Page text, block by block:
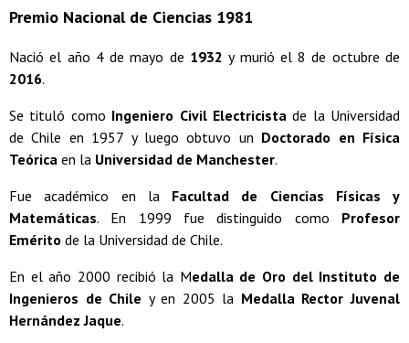
Funcionarias/os
Premio Nacional de Ciencias 1981
Nació el año 4 de mayo de 1932y murió el 8 de octubre de
2016.
Se tituló como Ingeniero Civil Electricistade la Universidad
de Chile en 1957 y luego obtuvo un Doctorado en Física
Teórica en la Universidad de Manchester.
Fue académico en la Facultad de Ciencias Físicas y
Matemáticas. En 1999 fue distinguido como Profesor
Emérito de la Universidad de Chile.
En el año 2000 recibió la Medalla de Oro del Instituto de
Ingenieros de Chile y en 2005 la Medalla Rector Juvenal
Hernández Jaque.